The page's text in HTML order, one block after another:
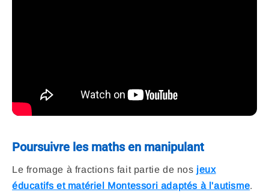
Poursuivre les maths en manipulant
Le fromage à fractions fait partie de nos jeux
éducatifs et matériel Montessori adaptés à l'autisme.